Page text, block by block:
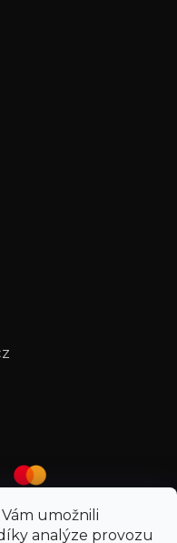
umožnili
analýze provozu